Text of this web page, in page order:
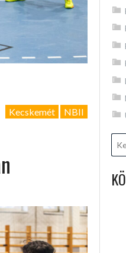
Kecskemét NBII